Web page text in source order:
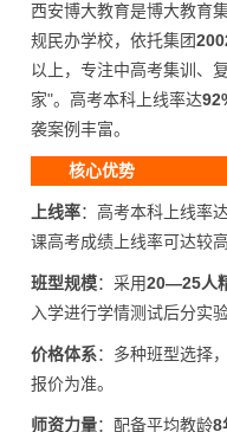
西安博大教育是博大教育
规民办学校，依托集团
以上，专注中高考集训、
家"。高考本科上线率达
袭案例丰富。
核心优势
上线率：高考本科上线率
课高考成绩上线率可达较高
班型规模：采用20—25人
入学进行学情测试后分实
价格体系：多种班型选择
报价为准。
师资力量：配备平均教龄8